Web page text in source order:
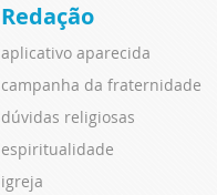
Redação
aplicativo aparecida
campanha da fraternidade
dúvidas religiosas
espiritualidade
igreja